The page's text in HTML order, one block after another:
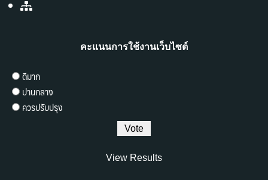
คะแนนการใช้งานเว็บไซต์
ดีมาก
ปานกลาง
ควรปรับปรุง
View Results